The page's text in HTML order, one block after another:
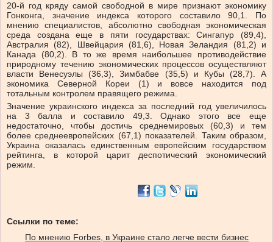
20-й год кряду самой свободной в мире признают экономику
Гонконга, значение индекса которого составило 90,1. По
мнению специалистов, абсолютно свободная экономическая
среда создана еще в пяти государствах: Сингапур (89,4),
Австралия (82), Швейцария (81,6), Новая Зеландия (81,2) и
Канада (80,2). В то же время наибольшее противодействие
природному течению экономических процессов осуществляют
власти Венесуэлы (36,3), Зимбабве (35,5) и Кубы (28,7). А
экономика Северной Кореи (1) и вовсе находится под
тотальным контролем правящего режима.
Значение украинского индекса за последний год увеличилось
на 3 балла и составило 49,3. Однако этого все еще
недостаточно, чтобы достичь среднемировых (60,3) и тем
более среднеевропейских (67,1) показателей. Таким образом,
Украина оказалась единственным европейским государством
рейтинга, в которой царит деспотический экономический
режим.
Ссылки по теме:
По мнению Forbes, в Украине стало легче вести бизнес